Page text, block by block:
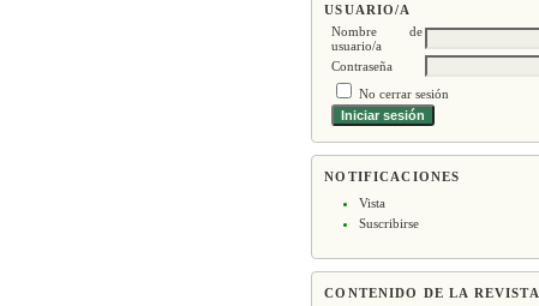
USUARIO/A
Nombre de
usuario/a
Contraseña
No cerrar sesión
NOTIFICACIONES
Vista
Suscribirse
CONTENIDO DE LA REVISTA